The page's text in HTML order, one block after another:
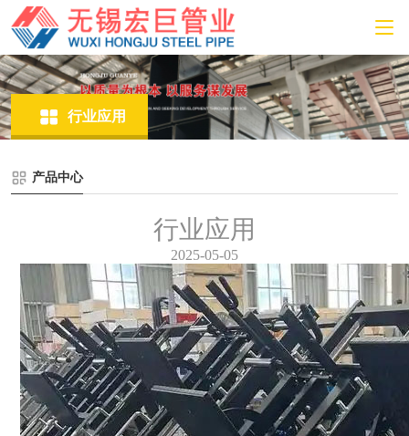
行业应用
产品中心
行业应用
2025-05-05